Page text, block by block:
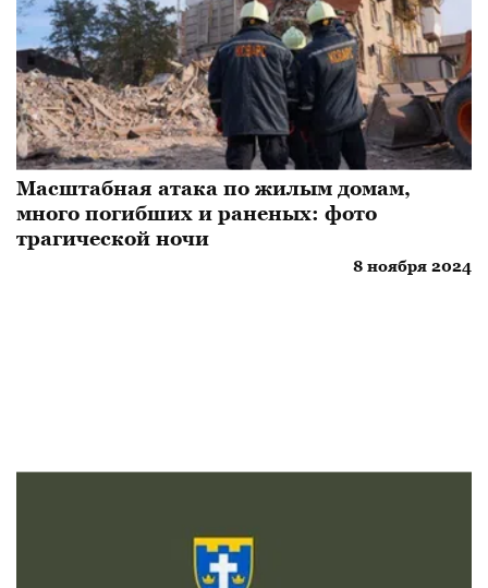
Масштабная атака по жилым домам,
много погибших и раненых: фото
трагической ночи
8 ноября 2024